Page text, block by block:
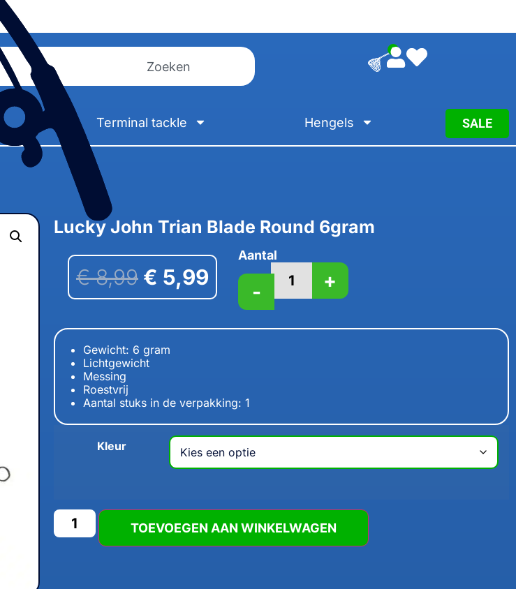
0
Terminal tackle Hengels SALE
Lucky John Trian Blade Round 6gram
€8,99 € 5,99
Aantal
- +
Gewicht: 6 gram
Lichtgewicht
Messing
Roestvrij
Aantal stuks in de verpakking: 1
Kleur
TOEVOEGEN AAN WINKELWAGEN